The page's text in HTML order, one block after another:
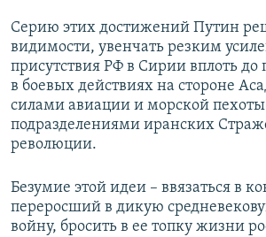
Серию этих достижений Путин
видимости, увенчать резким
присутствия РФ в Сирии вплоть до
в боевых действиях на стороне
силами авиации и морской пехоты
подразделениями иранских
революции.
Безумие этой идеи – ввязаться в
переросший в дикую
войну, бросить в ее топку жизни